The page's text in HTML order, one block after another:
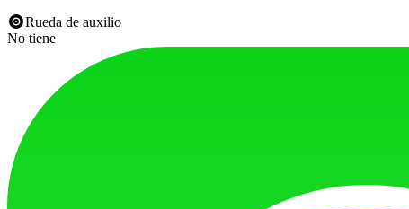
Rueda de auxilio
No tiene